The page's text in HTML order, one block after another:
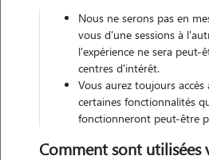
Nous ne serons pas en
vous d'une sessions à
l'expérience ne sera peut-
centres d'intérêt.
Vous aurez toujours
certaines fonctionnalités
fonctionneront peut-être
Comment sont utilisées